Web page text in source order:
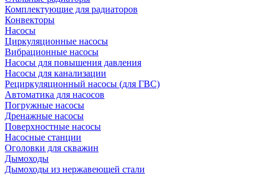
Комплектующие для радиаторов
Конвекторы
Насосы
Циркуляционные насосы
Вибрационные насосы
Насосы для повышения давления
Насосы для канализации
Рециркуляционный насосы (для ГВС)
Автоматика для насосов
Погружные насосы
Дренажные насосы
Поверхностные насосы
Насосные станции
Оголовки для скважин
Дымоходы
Дымоходы из нержавеющей стали